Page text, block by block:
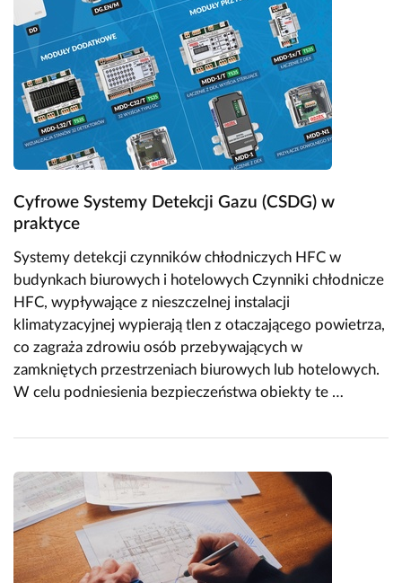
Cyfrowe Systemy Detekcji Gazu (CSDG) w
praktyce
Systemy detekcji czynników chłodniczych HFC w
budynkach biurowych i hotelowych Czynniki chłodnicze
HFC, wypływające z nieszczelnej instalacji
klimatyzacyjnej wypierają tlen z otaczającego powietrza,
co zagraża zdrowiu osób przebywających w
zamkniętych przestrzeniach biurowych lub hotelowych.
W celu podniesienia bezpieczeństwa obiekty te …